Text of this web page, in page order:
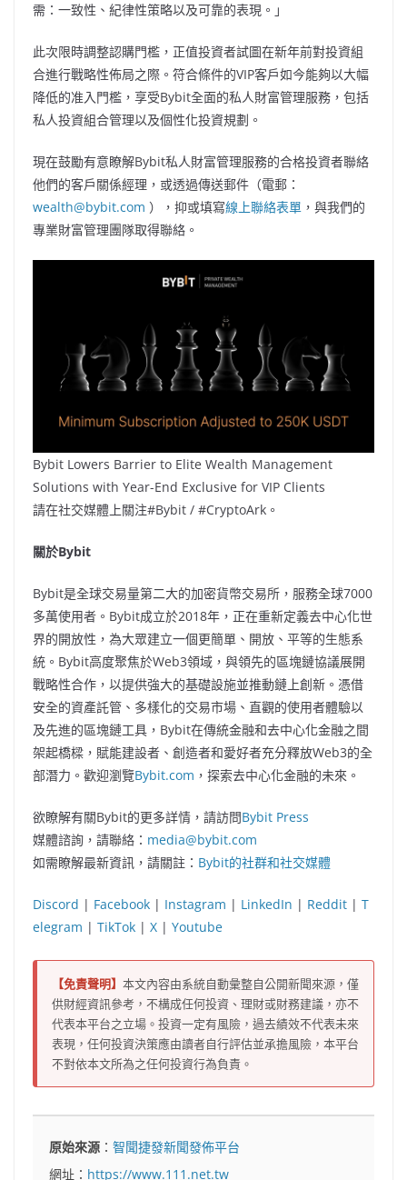
需：一致性、紀律性策略以及可靠的表現。」
此次限時調整認購門檻，正值投資者試圖在新年前對投資組
合進行戰略性佈局之際。符合條件的VIP客戶如今能夠以大幅
降低的准入門檻，享受Bybit全面的私人財富管理服務，包括
私人投資組合管理以及個性化投資規劃。
現在鼓勵有意瞭解Bybit私人財富管理服務的合格投資者聯絡
他們的客戶關係經理，或透過傳送郵件（電郵：
wealth@bybit.com ），抑或填寫線上聯絡表單 ，與我們的
專業財富管理團隊取得聯絡。
Bybit Lowers Barrier to Elite Wealth Management
Solutions with Year-End Exclusive for VIP Clients
請在社交媒體上關注#Bybit / #CryptoArk。
關於Bybit
Bybit是全球交易量第二大的加密貨幣交易所，服務全球7000
多萬使用者。Bybit成立於2018年，正在重新定義去中心化世
界的開放性，為大眾建立一個更簡單、開放、平等的生態系
統。Bybit高度聚焦於Web3領域，與領先的區塊鏈協議展開
戰略性合作，以提供強大的基礎設施並推動鏈上創新。憑借
安全的資產託管、多樣化的交易市場、直觀的使用者體驗以
及先進的區塊鏈工具，Bybit在傳統金融和去中心化金融之間
架起橋樑，賦能建設者、創造者和愛好者充分釋放Web3的全
部潛力。歡迎瀏覽Bybit.com ，探索去中心化金融的未來。
欲瞭解有關Bybit的更多詳情，請訪問Bybit Press
媒體諮詢，請聯絡： media@bybit.com
如需瞭解最新資訊，請關註： Bybit的社群和社交媒體
Discord | Facebook | Instagram | LinkedIn | Reddit | T
elegram | TikTok | X | Youtube
【免責聲明】 本文內容由系統自動彙整自公開新聞來源，僅
供財經資訊參考，不構成任何投資、理財或財務建議，亦不
代表本平台之立場。投資一定有風險，過去績效不代表未來
表現，任何投資決策應由讀者自行評估並承擔風險，本平台
不對依本文所為之任何投資行為負責。
原始來源 ：智聞捷發新聞發佈平台
網址： https://www.111.net.tw